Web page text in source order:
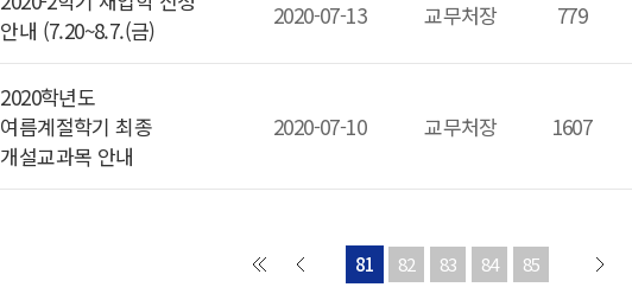
안내 (7.20~8.7.(금)
2020-07-13 교무처장 779
2020학년도
여름계절학기 최종
개설교과목 안내
2020-07-10 교무처장 1607
81 82 83 84 85